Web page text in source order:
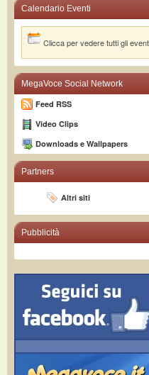
Calendario Eventi
Clicca per vedere tutti gli
MegaVoce Social Network
Feed RSS
Video Clips
Downloads e Wallpapers
Partners
Altri siti
Pubblicità